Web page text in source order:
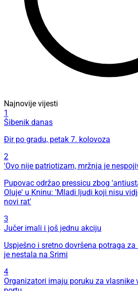
Najnovije vijesti
1
Šibenik danas
Đir po gradu, petak 7. kolovoza
2
'Ovo nije patriotizam, mržnja je
Pupovac održao pressicu zbog
Oluje' u Kninu: 'Mladi ljudi koji nisu
novi rat'
3
Jučer imali i još jednu akciju
Uspješno i sretno dovršena potraga
je nestala na Srimi
4
Organizatori imaju poruku za vlasnike